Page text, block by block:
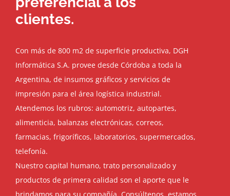
clientes.
Con más de 800 m2 de superficie productiva, DGH
Informática S.A. provee desde Córdoba a toda la
Argentina, de insumos gráficos y servicios de
impresión para el área logística industrial.
Atendemos los rubros: automotriz, autopartes,
alimenticia, balanzas electrónicas, correos,
farmacias, frigoríficos, laboratorios, supermercados,
telefonía.
Nuestro capital humano, trato personalizado y
productos de primera calidad son el aporte que le
brindamos para su compañía. Consúltenos, estamos